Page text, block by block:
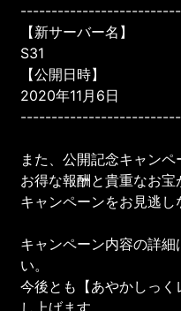
【新サーバー名】
S31
【公開日時】
2020年11月6日
また、公開記念キャンペ
お得な報酬と貴重なお
キャンペーンをお見逃し
キャンペーン内容の詳
い。
今後とも【あやかしっ
し上げます。